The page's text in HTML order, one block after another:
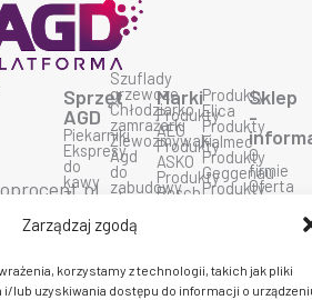
Zarządzaj zgodą
korzystamy z technologii, takich jak pliki
lub uzyskiwania dostępu do informacji o
Sprzęt
AGD
Piekarniki
Ekspresy
do
kawy
Zmywarki
grzewcze
mikrofalowe
Szuflady
grzewcze
Chłodziarko
zamrażarki
Zlewozmywaki
Agd
do
zabudowy
wolno
stojące
Marki
Produkty
AEG
Produkty
ASKO
Produkty
Bosch
Produkty
Ciarko
Produkty
Elica
Produkty
Falmec
Produkty
Geggenau
Produkty
Smeg
Produkty
Sklep
-
O
firmie
Oferta
AGD
Dostawa
Prawo
do
zwrotu